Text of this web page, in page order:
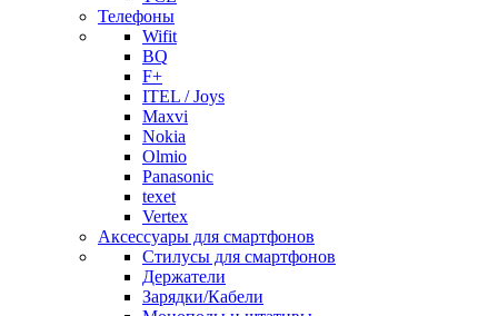
Телефоны
Wifit
BQ
F+
ITEL / Joys
Maxvi
Nokia
Olmio
Panasonic
texet
Vertex
Аксессуары для смартфонов
Стилусы для смартфонов
Держатели
Зарядки/Кабели